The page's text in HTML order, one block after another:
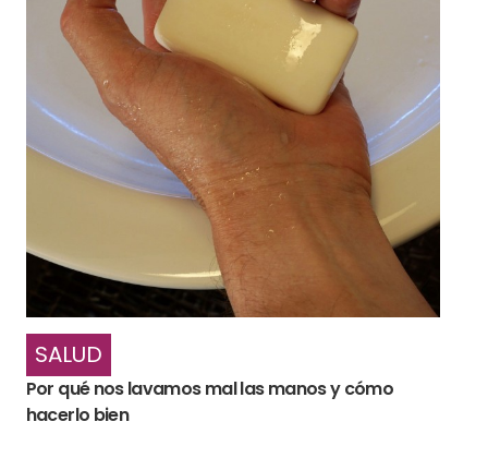
SALUD
Por qué nos lavamos mal las manos y cómo
hacerlo bien